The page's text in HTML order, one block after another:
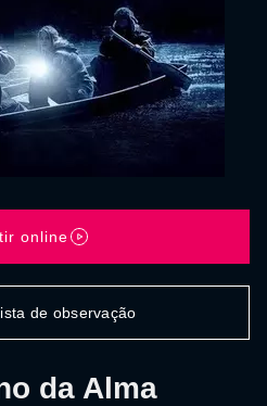
da Alma
online
de observação